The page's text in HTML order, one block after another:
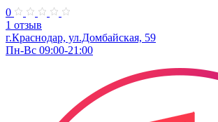
0
1 отзыв
г.Краснодар, ул.Домбайская, 59
Пн-Вс 09:00-21:00